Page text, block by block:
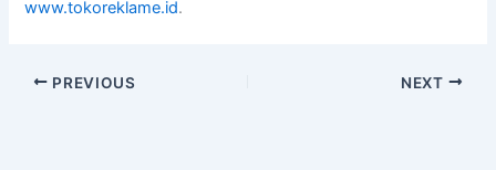
www.tokoreklame.id.
PREVIOUS NEXT